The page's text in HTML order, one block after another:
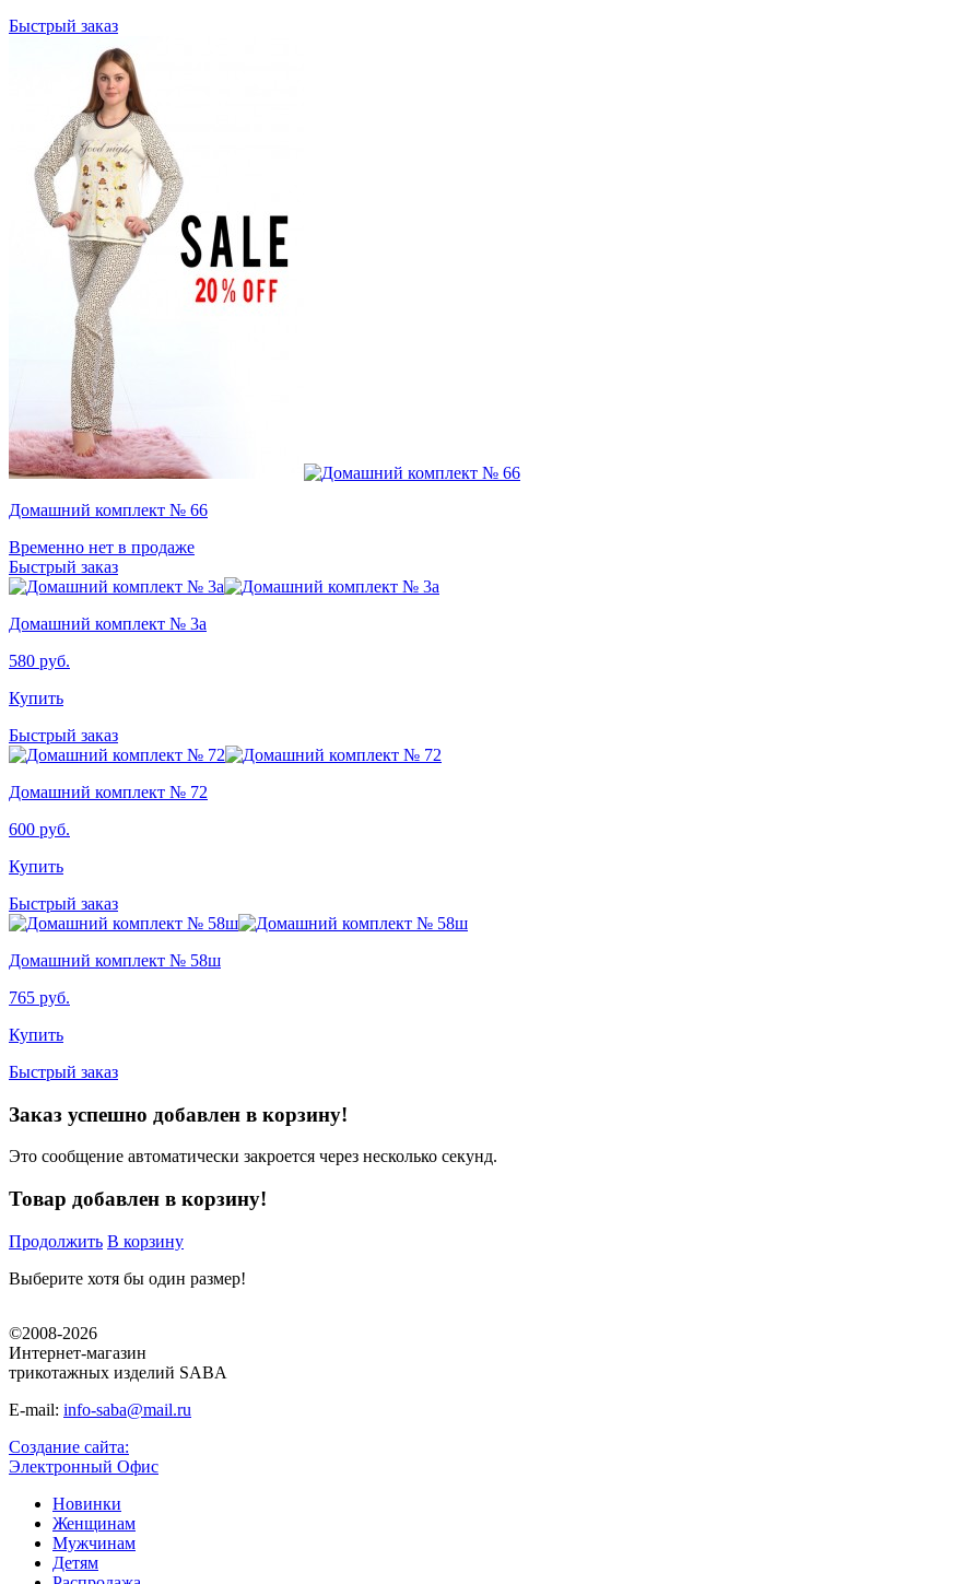
Быстрый заказ
Домашний комплект № 66
Временно нет в продаже
Быстрый заказ
Домашний комплект № 3а
580 руб.
Купить
Быстрый заказ
Домашний комплект № 72
600 руб.
Купить
Быстрый заказ
Домашний комплект № 58ш
765 руб.
Купить
Быстрый заказ
Заказ успешно добавлен в корзину!
Это сообщение автоматически закроется через несколько секунд.
Товар добавлен в корзину!
Продолжить В корзину
Выберите хотя бы один размер!
©2008-2026
Интернет-магазин
трикотажных изделий SABA
E-mail: info-saba@mail.ru
Создание сайта:
Электронный Офис
Новинки
Женщинам
Мужчинам
Детям